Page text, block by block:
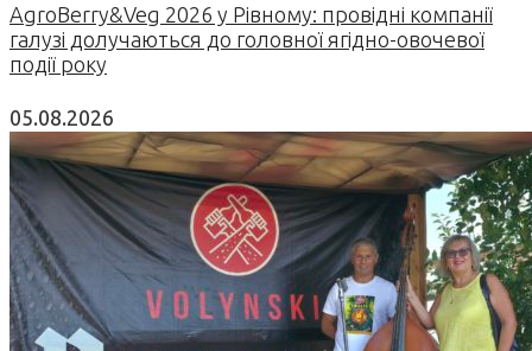
AgroBerry&Veg 2026 у Рівному: провідні компанії
галузі долучаються до головної ягідно-овочевої
події року
05.08.2026